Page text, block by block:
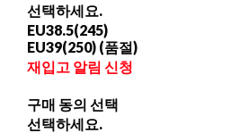
선택하세요.
EU38.5(245)
EU39(250) (품절)
재입고 알림 신청
구매 동의 선택
선택하세요.